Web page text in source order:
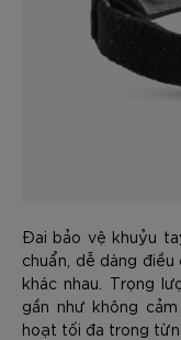
Đai bảo vệ khuỷu
chuẩn, dễ dàng
khác nhau. Trọng
gần như không
hoạt tối đa trong